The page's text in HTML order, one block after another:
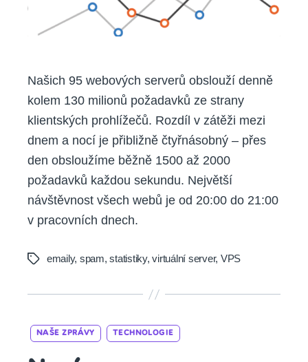
Našich 95 webových serverů obslouží denně
kolem 130 milionů požadavků ze strany
klientských prohlížečů. Rozdíl v zátěži mezi
dnem a nocí je přibližně čtyřnásobný – přes
den obsloužíme běžně 1500 až 2000
požadavků každou sekundu. Největší
návštěvnost všech webů je od 20:00 do 21:00
v pracovních dnech.
Tagsemaily, spam,statistiky,virtuální server, VPS
Categories
NAŠE ZPRÁVY TECHNOLOGIE